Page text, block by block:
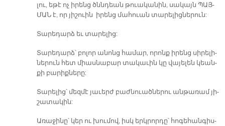
լու, ե­թէ ոչ ի­րենց ծննդեան թուա­կա­նին, սա­կայն ՊԱՅ­
ՄԱՆ է, որ յի­շուին ի­րենց մա­հուան տա­րե­լից­նե­րուն:
Տա­րե­դարձ եւ տա­րե­լից:
Տա­րե­դարձ՝ բո­լոր ա­նոնց հա­մար, ո­րոնք ի­րենց սի­րե­լի­
նե­րուն հետ միաս­նա­բար տա­կա­ւին կը վա­յե­լեն կեան­
քի բա­րիք­նե­րը:
Տա­րե­լից՝ մեզ­մէ յա­ւերժ բաժ­նուած­նե­րու ան­թա­ռամ յի­
շա­տա­կին:
Ա­ռա­ջի­նը՝ կեր ու խու­մով, իսկ երկ­րոր­դը՝ հո­գե­հան­գիս­